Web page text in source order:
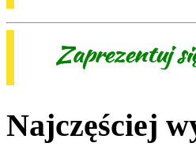
Najczęściej